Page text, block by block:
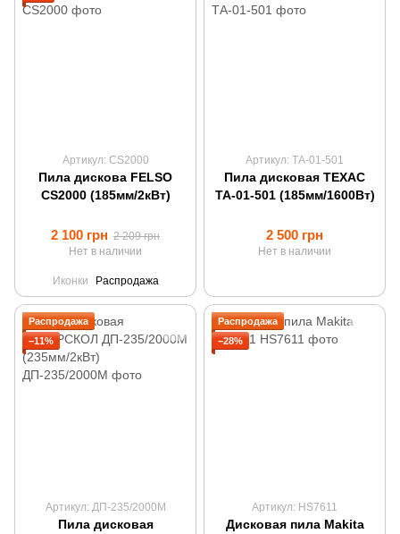
Артикул: CS2000
Пила дискова FELSO
CS2000 (185мм/2кВт)
2 100 грн 2 209 грн
Нет в наличии
Иконки Распродажа
Артикул: ТА-01-501
Пила дисковая ТЕХАС
ТА-01-501 (185мм/1600Вт)
2 500 грн
Нет в наличии
Распродажа
−11%
Артикул: ДП-235/2000М
Пила дисковая
Распродажа
−28%
Артикул: HS7611
Дисковая пила Makita